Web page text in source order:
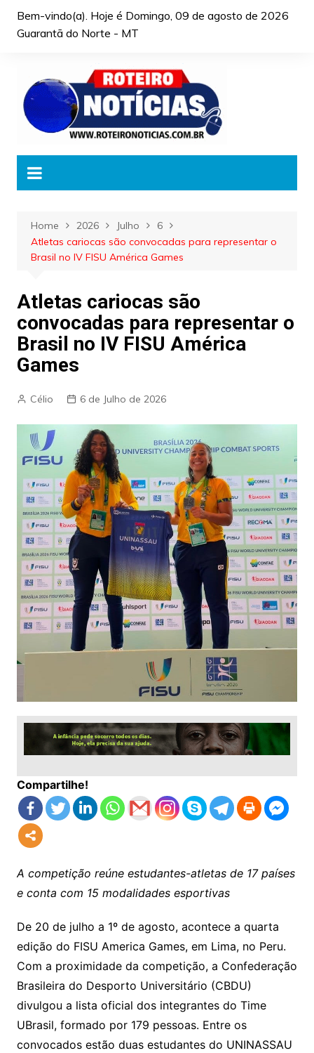
Bem-vindo(a). Hoje é Domingo, 09 de agosto de 2026
Guarantã do Norte - MT
Home 2026 Julho
6
Atletas cariocas são convocadas para representar o
Brasil no IV FISU América Games
Atletas cariocas são
convocadas para representar o
Brasil no IV FISU América
Games
Célio 6 de Julho de 2026
Compartilhe!
A competição reúne estudantes-atletas de 17 países
e conta com 15 modalidades esportivas
De 20 de julho a 1º de agosto, acontece a quarta
edição do FISU America Games, em Lima, no Peru.
Com a proximidade da competição, a Confederação
Brasileira do Desporto Universitário (CBDU)
divulgou a lista oficial dos integrantes do Time
UBrasil, formado por 179 pessoas. Entre os
convocados estão duas estudantes do UNINASSAU